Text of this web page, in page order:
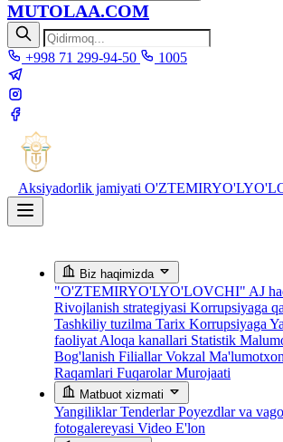
MUTOLAA.COM
+998 71 299-94-50 1005
Aksiyadorlik jamiyati
Biz haqimizda
"O'ZTEMIRYO'LYO'LOVCHI" AJ
Rivojlanish strategiyasi Korrupsiyaga
Tashkiliy tuzilma Tarix Korrupsiyaga
faoliyat Aloqa kanallari Statistik
Bog'lanish FiliallarVokzal
Raqamlari Fuqarolar Murojaati
Matbuot xizmati
YangiliklarTenderlarPoyezdlar va
fotogalereyasi Video E'lon